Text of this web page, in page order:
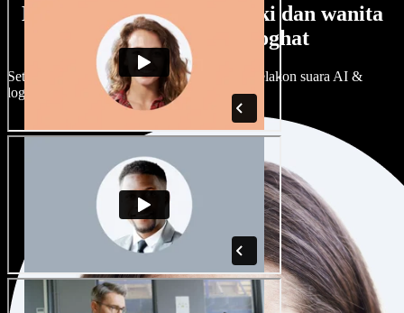
Banyak pilihan suara lelaki dan wanita
dengan pelbagai loghat
Setiap projek boleh jadi unik. Pilih ratusan pelakon suara AI &
loghat, laraskan ikut cita rasa anda.